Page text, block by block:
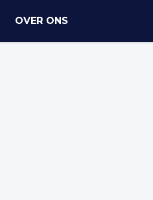
OVER ONS